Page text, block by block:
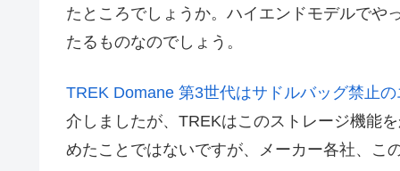
たところでしょうか。ハイエンドモデルでや
たるものなのでしょう。
TREK Domane 第3世代はサドルバッグ禁止
介しましたが、TREKはこのストレージ機能
めたことではないですが、メーカー各社、こ